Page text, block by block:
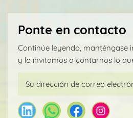
Ponte en contacto
Continúe leyendo, manténgase
y lo invitamos a contarnos lo